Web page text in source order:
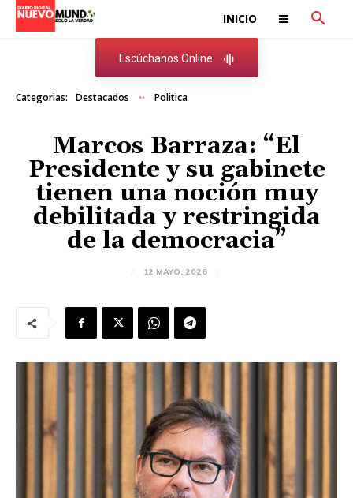
INICIO
Escúchanos Online
Categorias: Destacados Politica
Marcos Barraza: “El
Presidente y su gabinete
tienen una noción muy
debilitada y restringida
de la democracia”
12 MAYO, 2026